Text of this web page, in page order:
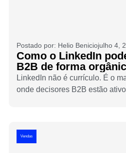
Postado por: Helio Beniciojulho 4,
Como o LinkedIn
B2B de forma
LinkedIn não é currículo. É o
onde decisores B2B estão
Vendas